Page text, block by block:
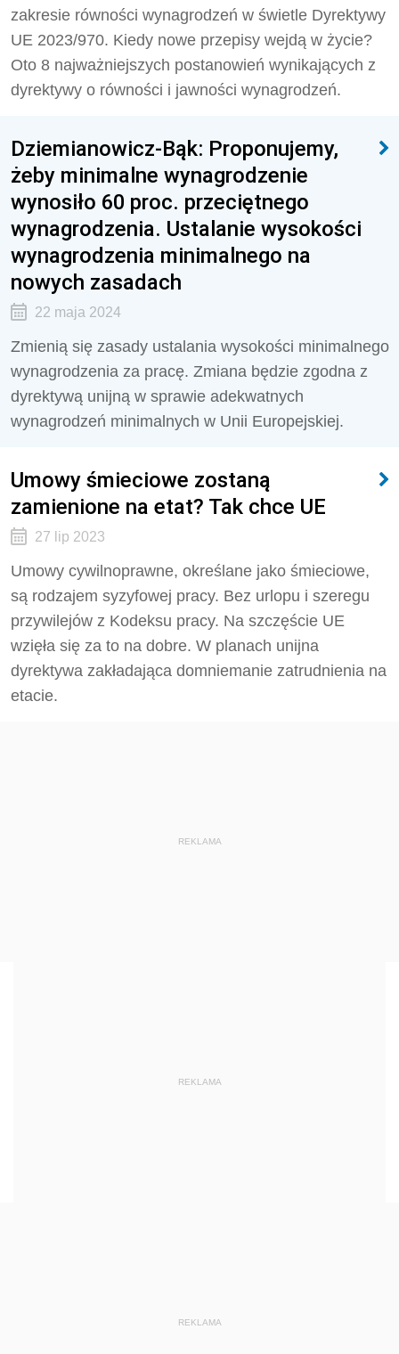
zakresie równości wynagrodzeń w świetle Dyrektywy
UE 2023/970. Kiedy nowe przepisy wejdą w życie?
Oto 8 najważniejszych postanowień wynikających z
dyrektywy o równości i jawności wynagrodzeń.
Dziemianowicz-Bąk: Proponujemy,
żeby minimalne wynagrodzenie
wynosiło 60 proc. przeciętnego
wynagrodzenia. Ustalanie wysokości
wynagrodzenia minimalnego na
nowych zasadach
22 maja 2024
Zmienią się zasady ustalania wysokości minimalnego
wynagrodzenia za pracę. Zmiana będzie zgodna z
dyrektywą unijną w sprawie adekwatnych
wynagrodzeń minimalnych w Unii Europejskiej.
Umowy śmieciowe zostaną
zamienione na etat? Tak chce UE
27 lip 2023
Umowy cywilnoprawne, określane jako śmieciowe,
są rodzajem syzyfowej pracy. Bez urlopu i szeregu
przywilejów z Kodeksu pracy. Na szczęście UE
wzięła się za to na dobre. W planach unijna
dyrektywa zakładająca domniemanie zatrudnienia na
etacie.
REKLAMA
REKLAMA
REKLAMA